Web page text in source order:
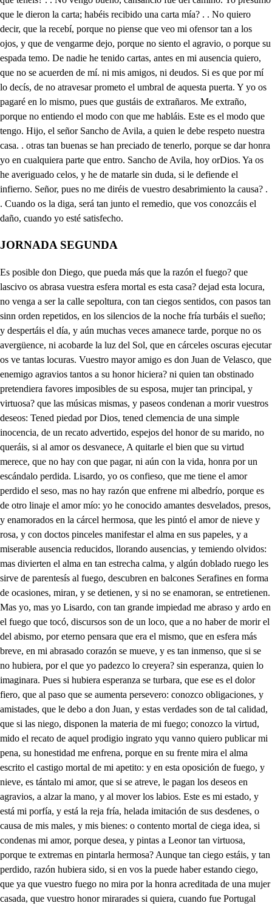
JORNADA SEGUNDA
Es posible don Diego, que pueda más que la razón el fuego? que lascivo os abrasa vuestra esfera mortal es esta casa? dejad esta locura, no venga a ser la calle sepoltura, con tan ciegos sentidos, con pasos tan sinn orden repetidos, en los silencios de la noche fría turbáis el sueño; y despertáis el día, y aún muchas veces amanece tarde, porque no os avergüence, ni acobarde la luz del Sol, que en cárceles oscuras ejecutar os ve tantas locuras. Vuestro mayor amigo es don Juan de Velasco, que enemigo agravios tantos a su honor hiciera? ni quien tan obstinado pretendiera favores imposibles de su esposa, mujer tan principal, y virtuosa? que las músicas mismas, y paseos condenan a morir vuestros deseos: Tened piedad por Dios, tened clemencia de una simple inocencia, de un recato advertido, espejos del honor de su marido, no queráis, si al amor os desvanece, A quitarle el bien que su virtud merece, que no hay con que pagar, ni aún con la vida, honra por un escándalo perdida. Lisardo, yo os confieso, que me tiene el amor perdido el seso, mas no hay razón que enfrene mi albedrío, porque es de otro linaje el amor mío: yo he conocido amantes desvelados, presos, y enamorados en la cárcel hermosa, que les pintó el amor de nieve y rosa, y con doctos pinceles manifestar el alma en sus papeles, y a miserable ausencia reducidos, llorando ausencias, y temiendo olvidos: mas divierten el alma en tan estrecha calma, y algún doblado ruego les sirve de parentesís al fuego, descubren en balcones Serafines en forma de ocasiones, miran, y se detienen, y si no se enamoran, se entretienen. Mas yo, mas yo Lisardo, con tan grande impiedad me abraso y ardo en el fuego que tocó, discursos son de un loco, que a no haber de morir el del abismo, por eterno pensara que era el mismo, que en esfera más breve, en mi abrasado corazón se mueve, y es tan inmenso, que si se no hubiera, por el que yo padezco lo creyera? sin esperanza, quien lo imaginara. Pues si hubiera esperanza se turbara, que ese es el dolor fiero, que al paso que se aumenta persevero: conozco obligaciones, y amistades, que le debo a don Juan, y estas verdades son de tal calidad, que si las niego, disponen la materia de mi fuego; conozco la virtud, mido el recato de aquel prodigio ingrato yqu vanno quiero publicar mi pena, su honestidad me enfrena, porque en su frente mira el alma escrito el castigo mortal de mi apetito: y en esta oposición de fuego, y nieve, es tántalo mi amor, que si se atreve, le pagan los deseos en agravios, a alzar la mano, y al mover los labios. Este es mi estado, y está mi porfía, y está la reja fría, helada imitación de sus desdenes, o causa de mis males, y mis bienes: o contento mortal de ciega idea, si condenas mi amor, porque desea, y pintas a Leonor tan virtuosa, porque te extremas en pintarla hermosa? Aunque tan ciego estáis, y tan perdido, razón hubiera sido, si en vos la puede haber estando ciego, que ya que vuestro fuego no mira por la honra acreditada de una mujer casada, que vuestro honor mirarades si quiera, cuando fue Portugal marcial esfera, de tantos Castellanos Caballeros, que partieron bizarros, y ligeros. mas que el viento, ni el Sol a señalarse, adonde pueda su valor mostrarse. Y vos con galas, y volantes plumas, como del mar las cándidas espumas, os despedistis de los más amigos, haciéndolos testigos de la partida vuestra, y prevenida, como os quedastes a dejar perdida vuestra opinión con liviandad tan clara, está obligado el vulgo, que repara, en entigo tan fiero, en la menor acción de un caballero. A saber que os quedáis enamorado, y la carta que os dieron, al criado ed ais de Sancho de Avila escondido para gozar ausencias de un mar ido, que de vos se confía, vive Dios, que es bajeza, villanía indigna de don Diego. Todo lo que decís cabe en mi fuego, ni yo os pido consejo, ni que me acompañéis. . Si aquí no os dejo, donde tenéis el riesgo conocido, aunque me habéis cansado, y ofendido, será porque no quiero, que os maten, aunque os riño. En vano espero ganar la voluntad de un hombre ingrato, sin remedio dilato las penas de mi amor. . Si ser pudiera, que a mi señora viera, como una vez la hablara, su amor desengañara, que en su desprecio honrado, quedara tan corrido, y afrentado, que a mejores discursos reducido, pudieras ver tu amor agradecido, Si el alma no se engaña, hay gente en el balcón, pasión extraña, desatinado fuego. Como venga don Diego esta noche a la calle, le he de dar un papel, para avisarle, que a media noche vuelva. . C con que intento El inismo pensamiento que tú me descubriste ha sido el mío. Pues será desvarío pensar que mi señora, que hasta la sombra adora de su esposo, querra hablar a don Diego, Mucho podrá mi ruego, supuesto que pretendo en tantos daños, que le dé por favores desengaños: y cuando a caso quiera excusar, pues es fácil este m diré, que ya el hablarle es sin remedio, pues está dentro en casa. Y si viene don Juan? . . Por todo pasa mi arrevimiento honrado. Quiero llegar a hablar, que mi cuidado tiene siempre igualdad con mi porfía. Será doña María. Aunque también las veces que la veo, desengaña celosa mi deseo, he de perseverar. . Muy mal hiciera en ser vuestra tercera, si como vos pensáis os favorece. Al paso que me estima desmerece, porqué es mi amor tan loco, que todo sin Leonor, lo estimo en poco. Llegad, que yo os aguardo. Con los pasos que siento me acobardo, pienso que es mi señora. Pues está levantada? . Hasta la Aurora, como don Juan se tarda desvelada le aguarda. Pues no quiero testigo, que me pueda estorbar. . Tus pasos sigo. El balcón eclipsado, las luces me ha negado, todo huye a mis ojos con tan mortal desvío, que en la misma esperanza desconfío. En mis pasos turbados conocen mis cuidados dos peligros a un tiempo el de mi esposo, que anda después que vino sospechoso: sale de noche, y vuelve cuando el día atropella la luz del Alba fría, que fuera airados cielos, si sus desvelorle causaran celos, y, en la calle encontrara a quien los confirmara, y poniendo a peligro su persona, informara mi honor, que el mundo abona? Oh tirano, o enemigo, o cruel don Diego, en que pudo ofenderte mi sosiego, que así lo tiranizas, y lo ofendes? si abonarte pretendes el de firme, y de constante, eres necio ignorante. porque tener en la traición firmeza, será constanbia, mas será bajeza. El sol restituido otra vez ha nocido, siendo el balcón su Oriente, no permitáis que vuestra luz se ausente, bellísima señora, mirad que un alma, que por fe os adora, a tanto extremo de desdichas pasa, que con el hielo que mostráis seobrasa. Confirmase mi duda temerosa, cierto es el daño, y no osaré medrosa, ni aún a decirle que se vaya luego, porque a un amante ciego la voz que escucha, si desdén espera, le sirve, de ocasión, y persenera, quitarle quiero la ocasión, no venga quien mi muerte prevenga, con apariencias falsas engañado, o peligroso estado, mas no por eso la que vive honrada, viva desconfiada, que en el riesgo mayor del que la ofende, solo ha de ser su honor quien la defiende, con rayos de oro de la parda nube, que amenazando sube a turbarle su luz nieblas oscuras, no turbéis de mi honor las luces puras. y Enemigos ay, pues vengo por gínete de la Costa. Sin duda que estoy hablando con ilusiones, y sombras, pues no me responde nadie, Don Diego mirad, qué importa que os retiréis, que parece un bulto en la calle. . . Ahora, estaba yo, vive el cielo, que mi intento se malogra, para hacer un desatino. Los que habéis hecho no sobran? No sé que tiene mi amo, vive Dios, que anda con moscas, ni come, ni duerme en cama con suspiros, y congojas me tiene aturdida el alma, tres noches ha, que se embosca en los zaguanes abiertos, hasta que el Alba corona las veletas de las torres, hecho trasgo de su honra, está acechando su casa: fiera ausencia de Lisboa. Don Diego de espacio está. Como nadie se lo estorba. nos dará mil pesadumbres. mal haya los que se abonan de valientes, dije un, día, que a un Corregidos de Lorca le quité catorce presos: y eso le obliga a que ahora le envíe a reconocer los que en su calle trasnochan. Quién pensara que tan presto hubiera ocasión forzosa, en que se echara de ver, que es mentira la de Lorca, cogido me han entre puertas, Dios por quien es me socorra, que he visto cuarenta bultos; Pues se ha entrado mi señora en su cuarto, he de esperar si a su estación amorosa viene esta noche don Diego. Que bien dormirán ahora do los vecinos de Marruecos. mucho estos bultos me asombran, aquí me han de hacer andrajos, muerte será lastimosa entre Cristianos, y amigos, y todos de una Parroquia. Quién es? . El cielo permita, que sin turbarme responda: soy un Alguácil. . . Pues bien, qué quiere, viene de Ronda? De Antequera vengo, adiós, pues no es gente sospechosa. No por el desabrimiento de don Juan es bien que ponga mi obligación en olvido, sin que a quien soy corresponda: y guárdese el tal don Diego, porque si lo cojo a solas en la calle, juro a Dios, que he de hacer que se recoja por muchas noches. . Mirad, que a la ventana se asoman. Sois vos divino imposible? Él viene a pedir de boca. Ines soy, señor don Diego. Bien con el nombre conforma, la historia está verdadera. Aquella invencible roca de mis desprecios compuesta, no se ablanda Ines? . Ahora os dará doña María un papel. . . El alma toda te pienso dar en albricias. También yo os pienso dar otras, y, que os serán más posibles. Quién pudiera verla ahora, que la menor dilación en la esperanza amorosa, puede competir con siglos. Pues en verdad que os importa, las palabras son muy breves, que aunque en peligro se ponga, habéis de hablar a su prima dentro en casa. . A peligrosa pensión del que nace honrado. Inés, contaré las horas. por minutos. . Y aquí espero, sin que este necio conozca el delito que comete. Aquí emos de ver a Troya con todas sus zarandajas, porque como una leona parida viene mi amo; que haré para que se esconda ese amante majadero, traza es esta milagrosa. La justicia, la justicia. Mas será misericordia, si el don Diego se me escapa. Cuando no por